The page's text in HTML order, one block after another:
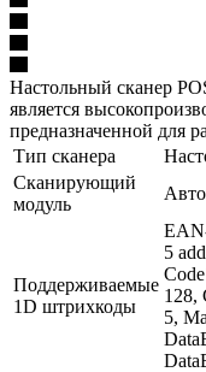
Настольный сканер
является
предназначенной для
Тип сканера
Сканирующий
модуль
Поддерживаемые
1D штрихкоды
5
128,
5,